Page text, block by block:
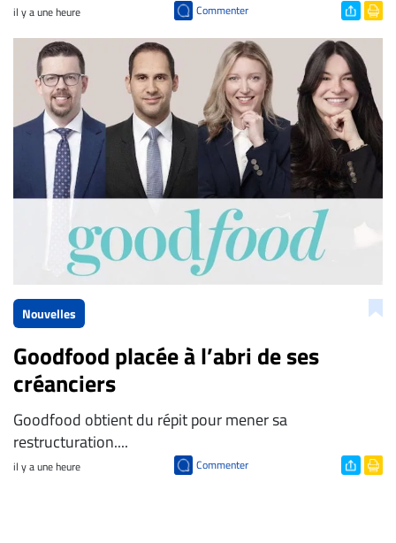
il y a une heure Commenter
Nouvelles
Goodfood placée à l’abri de ses
créanciers
Goodfood obtient du répit pour mener sa
restructuration....
il y a une heure Commenter